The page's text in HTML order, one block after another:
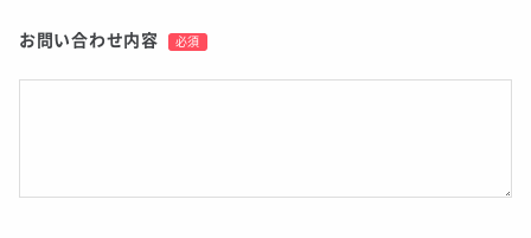
お問い合わせ内容 必須